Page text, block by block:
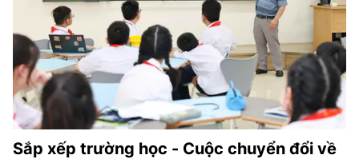
Sắp xếp trường học - Cuộc chuyển đổi về